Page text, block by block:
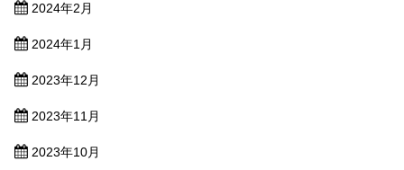
2024年2月
2024年1月
2023年12月
2023年11月
2023年10月